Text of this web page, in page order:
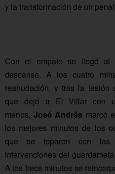
y la transformación de un
Con el empate se llegó al
descanso. A los cuatro
reanudación, y tras la lesión
que dejó a El Villar con
menos,José Andrés marcó
los mejores minutos de los
que se toparon con las
intervenciones del
A los trece minutos se